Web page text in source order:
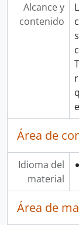
Alcance y
contenido
Área de
Idioma del
material
Área de